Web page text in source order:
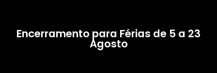
Encerramento para Férias de 5 a 23
Agosto